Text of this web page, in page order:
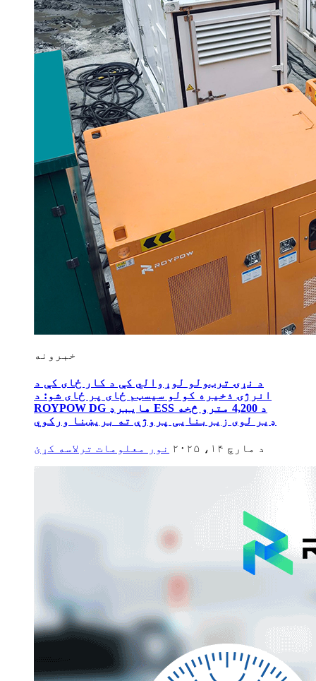
خبرونه
د نړۍ ترټولو لوړوالي کې د کار ځای کې د
انرژۍ ذخیره کولو سیسټم ځای پر ځای شو: د
ROYPOW DG هایبرډ ESS د 4,200 مترو څخه
ډیر لوی زیربنایی پروژې ته بریښنا ورکوي
د مارچ ۱۴، ۲۰۲۵ نور معلومات ترلاسه کړئ